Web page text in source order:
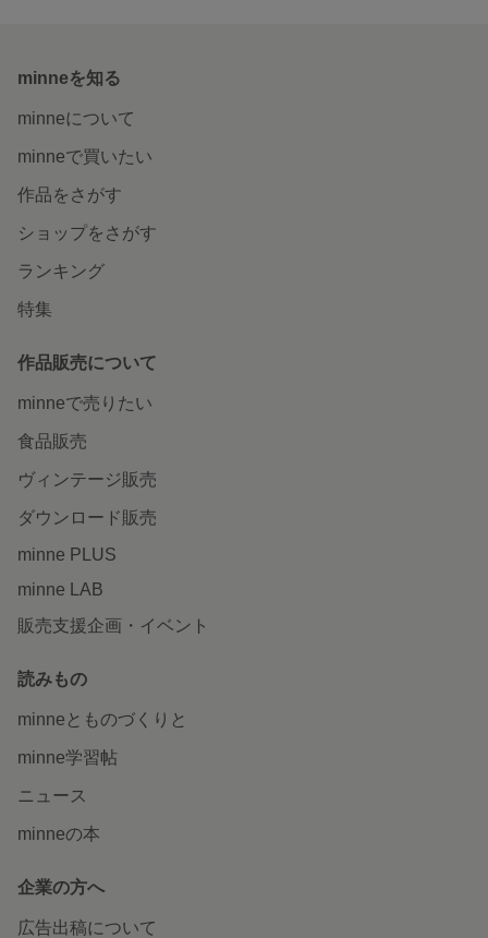
minneを知る
minneについて
minneで買いたい
作品をさがす
ショップをさがす
ランキング
特集
作品販売について
minneで売りたい
食品販売
ヴィンテージ販売
ダウンロード販売
minne PLUS
minne LAB
販売支援企画・イベント
読みもの
minneとものづくりと
minne学習帖
ニュース
minneの本
企業の方へ
広告出稿について